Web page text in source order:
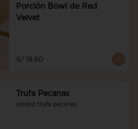
Porción Bowl de Red
Velvet
S/ 19.50
Trufa Pecanas
unidad trufa pecanas